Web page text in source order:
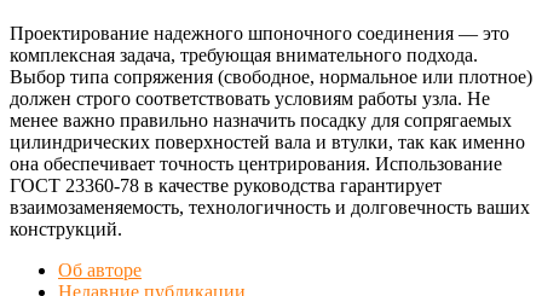
Проектирование надежного шпоночного соединения — это
комплексная задача, требующая внимательного подхода.
Выбор типа сопряжения (свободное, нормальное или плотное)
должен строго соответствовать условиям работы узла. Не
менее важно правильно назначить посадку для сопрягаемых
цилиндрических поверхностей вала и втулки, так как именно
она обеспечивает точность центрирования. Использование
ГОСТ 23360-78 в качестве руководства гарантирует
взаимозаменяемость, технологичность и долговечность ваших
конструкций.
Об авторе
Недавние публикации